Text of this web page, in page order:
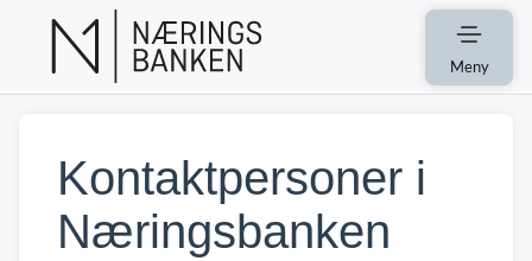
Meny
Kontaktpersoner i
Næringsbanken